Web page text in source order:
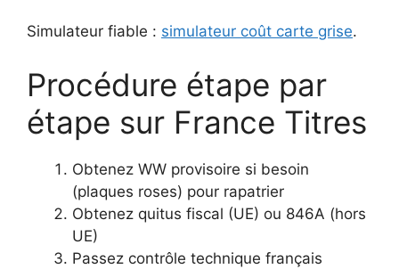
Simulateur fiable : simulateur coût carte grise.
Procédure étape par
étape sur France Titres
Obtenez WW provisoire si besoin
(plaques roses) pour rapatrier
Obtenez quitus fiscal (UE) ou 846A (hors
UE)
Passez contrôle technique français